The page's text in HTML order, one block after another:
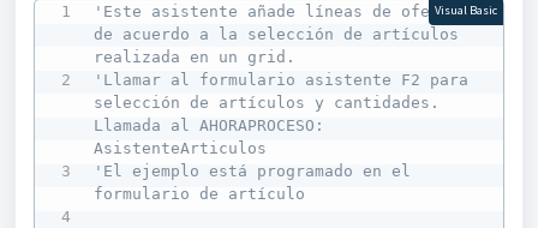
'Este asistente añade líneas de oferta,
de acuerdo a la selección de artículos
realizada en un grid.
'Llamar al formulario asistente F2 para
selección de artículos y cantidades.
Llamada al AHORAPROCESO:
AsistenteArticulos
'El ejemplo está programado en el
formulario de artículo
Visual Basic